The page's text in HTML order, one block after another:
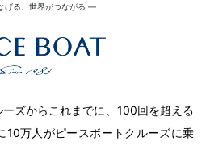
げる、世界がつながる ―
ズからこれまでに、100回を超える
10万人がピースボートクルーズに乗